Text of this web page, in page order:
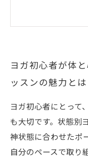
実践！状態別
ゼーションの
まとめ：状態
忙しい現代人
状態別ヨガレ
心と体を癒す
ヨガ初心者が体
ッスンの魅力とは
ヨガ初心者にとって
も大切です。状態別
神状態に合わせたポ
自分のペースで取り